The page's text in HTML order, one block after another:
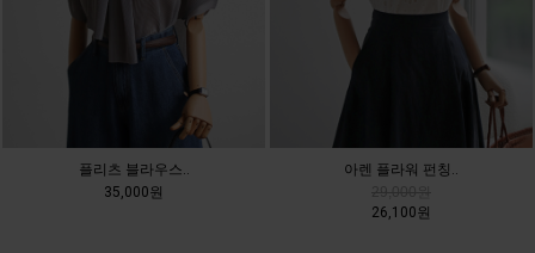
플리츠 블라우스..
35,000원
아렌 플라워 펀칭..
26,100원